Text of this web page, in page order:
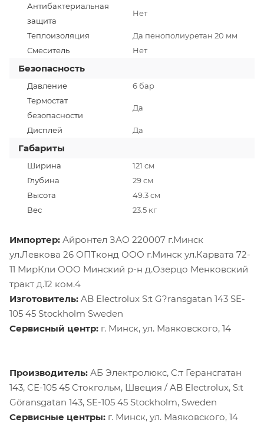
Антибактериальная
защита
Нет
Теплоизоляция
Да пенополиуретан 20 мм
Смеситель
Нет
Безопасность
Давление
6 бар
Термостат
безопасности
Да
Дисплей Да
Габариты
Ширина
121 см
Глубина
29 см
Высота
49.3 см
Вес
23.5 кг
Импортер: Айронтел ЗАО 220007 г.Минск
ул.Левкова 26 ОПТконд ООО г.Минск ул.Карвата 72-
11 МирКли ООО Минский р-н д.Озерцо Менковский
тракт д.12 ком.4
Изготовитель: AB Electrolux S:t G?ransgatan 143 SE-
105 45 Stockholm Sweden
Сервисный центр: г. Минск, ул. Маяковского, 14
Производитель: АБ Электролюкс, С:т Герансгатан
143, СЕ-105 45 Стокгольм, Швеция / AB Electrolux, S:t
Göransgatan 143, SE-105 45 Stockholm, Sweden
Сервисные центры: г. Минск, ул. Маяковского, 14